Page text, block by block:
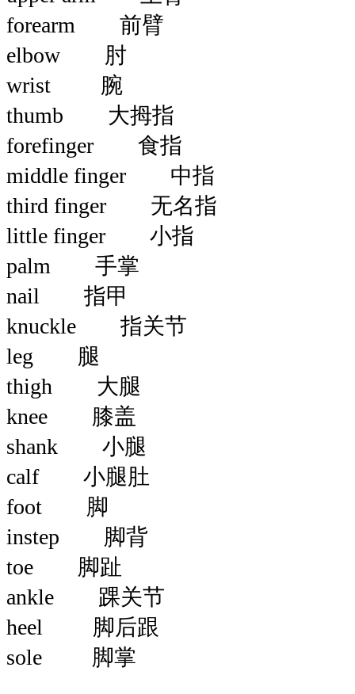
forearm 前臂
elbow 肘
wrist 腕
thumb 大拇指
forefinger 食指
middle finger 中指
third finger 无名指
little finger 小指
palm 手掌
nail 指甲
knuckle 指关节
leg 腿
thigh 大腿
knee 膝盖
shank 小腿
calf 小腿肚
foot 脚
instep 脚背
toe 脚趾
ankle 踝关节
heel 脚后跟
sole 脚掌